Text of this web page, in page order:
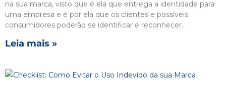
na sua marca, visto que é ela que entrega a identidade para
uma empresa e é por ela que os clientes e possíveis
consumidores poderão se identificar e reconhecer.
Leia mais »